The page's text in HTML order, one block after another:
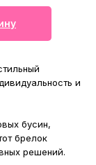
и
бусин,
брелок
решений.